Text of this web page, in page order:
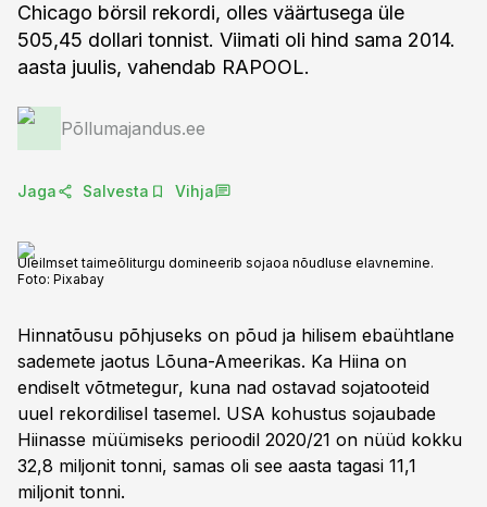
Chicago börsil rekordi, olles väärtusega üle
505,45 dollari tonnist. Viimati oli hind sama 2014.
aasta juulis, vahendab RAPOOL.
Põllumajandus.ee
Jaga Salvesta Vihja
Üleilmset taimeõliturgu domineerib sojaoa nõudluse elavnemine.
Foto: Pixabay
Hinnatõusu põhjuseks on põud ja hilisem ebaühtlane
sademete jaotus Lõuna-Ameerikas. Ka Hiina on
endiselt võtmetegur, kuna nad ostavad sojatooteid
uuel rekordilisel tasemel. USA kohustus sojaubade
Hiinasse müümiseks perioodil 2020/21 on nüüd kokku
32,8 miljonit tonni, samas oli see aasta tagasi 11,1
miljonit tonni.